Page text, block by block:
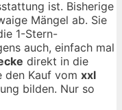
ist. Bisherige
Mängel ab. Sie
1-Stern-
auch, einfach mal
direkt in die
den Kauf vom xxl
bilden. Nur so